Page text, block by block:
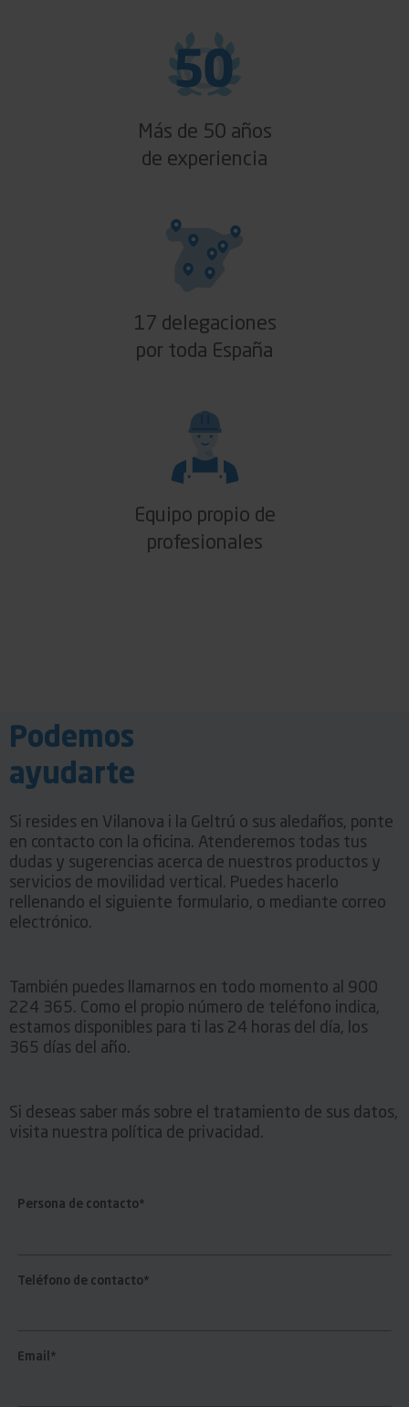
Más de 50 años
de experiencia
17 delegaciones
por toda España
Equipo propio de
profesionales
Podemos
ayudarte
Si resides en Vilanova i la Geltrú o sus aledaños, ponte
en contacto con la oficina. Atenderemos todas tus
dudas y sugerencias acerca de nuestros productos y
servicios de movilidad vertical. Puedes hacerlo
rellenando el siguiente formulario, o mediante correo
electrónico.
También puedes llamarnos en todo momento al 900
224 365. Como el propio número de teléfono indica,
estamos disponibles para ti las 24 horas del día, los
365 días del año.
Si deseas saber más sobre el tratamiento de sus datos,
visita nuestra política de privacidad.
Persona de contacto*
Teléfono de contacto*
Email*